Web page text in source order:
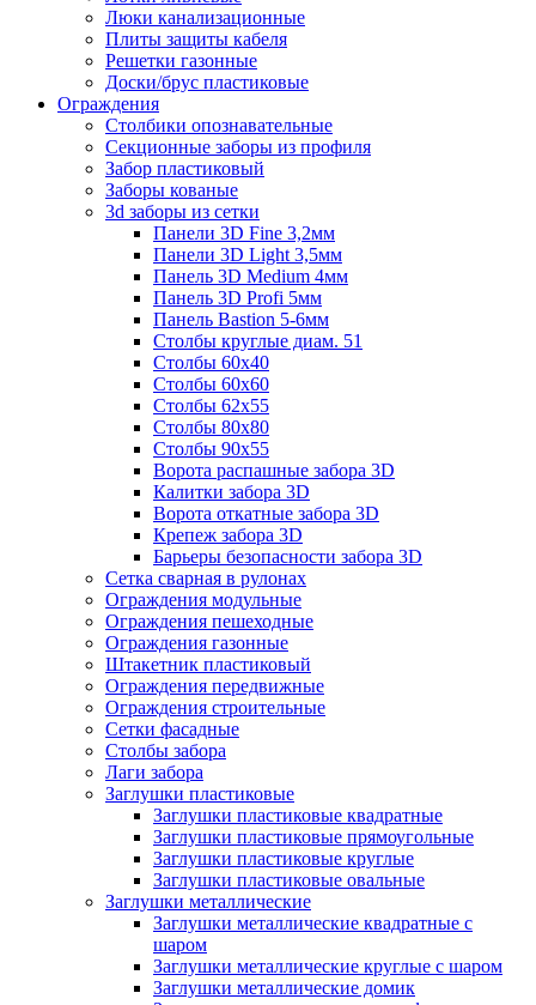
Люки канализационные
Плиты защиты кабеля
Решетки газонные
Доски/брус пластиковые
Ограждения
Столбики опознавательные
Секционные заборы из профиля
Забор пластиковый
Заборы кованые
3d заборы из сетки
Панели 3D Fine 3,2мм
Панели 3D Light 3,5мм
Панель 3D Medium 4мм
Панель 3D Profi 5мм
Панель Bastion 5-6мм
Столбы круглые диам. 51
Столбы 60х40
Столбы 60х60
Столбы 62х55
Столбы 80х80
Столбы 90х55
Ворота распашные забора 3D
Калитки забора 3D
Ворота откатные забора 3D
Крепеж забора 3D
Барьеры безопасности забора 3D
Сетка сварная в рулонах
Ограждения модульные
Ограждения пешеходные
Ограждения газонные
Штакетник пластиковый
Ограждения передвижные
Ограждения строительные
Сетки фасадные
Столбы забора
Лаги забора
Заглушки пластиковые
Заглушки пластиковые квадратные
Заглушки пластиковые прямоугольные
Заглушки пластиковые круглые
Заглушки пластиковые овальные
Заглушки металлические
Заглушки металлические квадратные с
шаром
Заглушки металлические круглые с шаром
Заглушки металлические домик